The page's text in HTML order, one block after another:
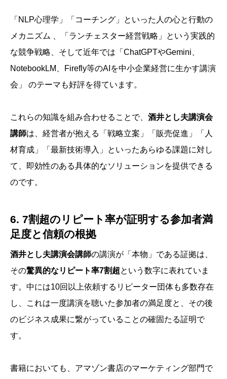
「NLP心理学」「コーチング」といった人の心と行動の
メカニズム 、「ランチェスター経営戦略」という実践的
な競争戦略、そして近年では「ChatGPTやGemini、
NotebookLM、Firefly等のAIを中小企業経営に生かす講演
会」 のテーマも好評を得ています。
これらの知識を組み合わせることで、 酒井とし夫講演会
講師は、経営者が抱える「戦略立案」「販売促進」「人
材育成」「最新技術導入」といったあらゆる課題に対し
て、即効性のある具体的なソリューションを提供できる
のです。
6. 7割超のリピート率が証明する参加者満
足度と信頼の根拠
酒井とし夫講演会講師の講演が「本物」である証拠は、
その驚異的なリピート率7割超という数字に表れていま
す。中には10回以上依頼するリピーター団体も多数存在
し、これは一度講演を聴いた参加者の満足度と、その後
のビジネス成果に繋がっていることの確固たる証明で
す。
書籍においても、アマゾン書店のマーケティング部門で